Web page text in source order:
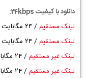
دانلود با کیفیت 24kbps:
لینک مستقیم/ 24 مگابایت
لینک مستقیم/ 24 مگابایت
لینک غیر مستقیم/ 24 مگابایت
لینکغیر مستقیم/ 24 مگابایت